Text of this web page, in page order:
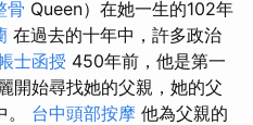
骨 Queen）在她一生的102年
在過去的十年中，許多政治
士函授 450年前，他是第一
開始尋找她的父親，她的父
台中頭部按摩 他為父親的